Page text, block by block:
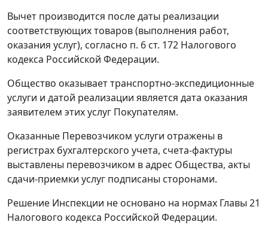
Вычет производится после даты реализации
соответствующих товаров (выполнения работ,
оказания услуг), согласно п. 6 ст. 172 Налогового
кодекса Российской Федерации.
Общество оказывает транспортно-экспедиционные
услуги и датой реализации является дата оказания
заявителем этих услуг Покупателям.
Оказанные Перевозчиком услуги отражены в
регистрах бухгалтерского учета, счета-фактуры
выставлены перевозчиком в адрес Общества, акты
сдачи-приемки услуг подписаны сторонами.
Решение Инспекции не основано на нормах Главы 21
Налогового кодекса Российской Федерации.